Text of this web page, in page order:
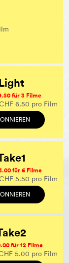
für 3 Filme
6.50 pro Film
für 6 Filme
5.50 pro Film
für 12 Filme
5.00 pro Film